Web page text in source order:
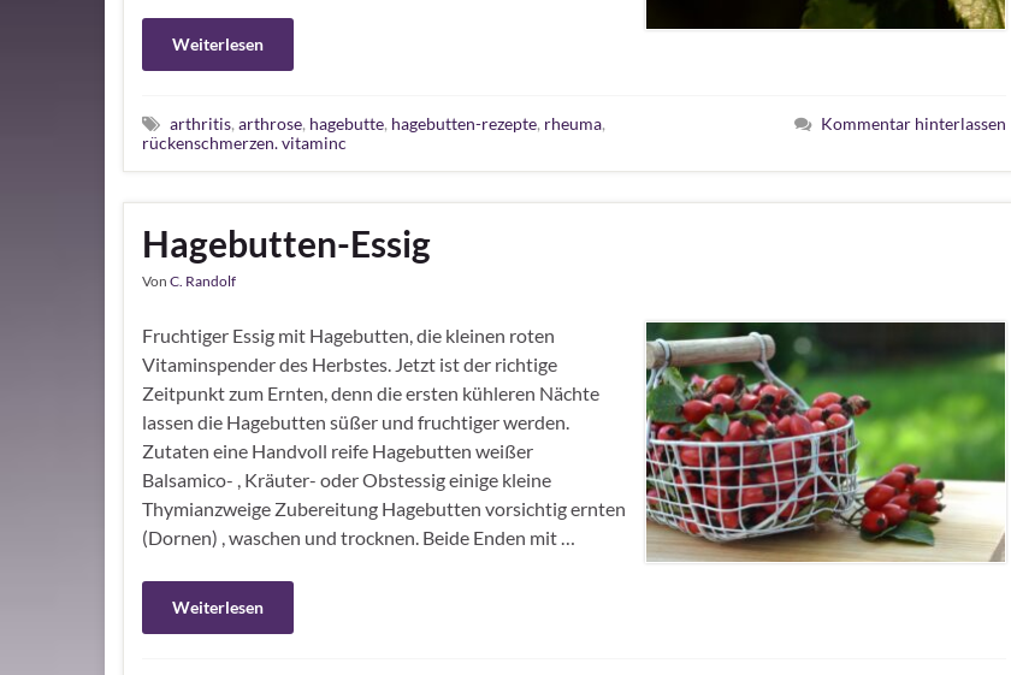
Weiterlesen
arthritis, arthrose, hagebutte, hagebutten-rezepte, rheuma,
rückenschmerzen. vitaminc
Kommentar hinterlassen
Hagebutten-Essig
Von C. Randolf
Fruchtiger Essig mit Hagebutten, die kleinen roten
Vitaminspender des Herbstes. Jetzt ist der richtige
Zeitpunkt zum Ernten, denn die ersten kühleren Nächte
lassen die Hagebutten süßer und fruchtiger werden.
Zutaten eine Handvoll reife Hagebutten weißer
Balsamico- , Kräuter- oder Obstessig einige kleine
Thymianzweige Zubereitung Hagebutten vorsichtig ernten
(Dornen) , waschen und trocknen. Beide Enden mit …
Weiterlesen